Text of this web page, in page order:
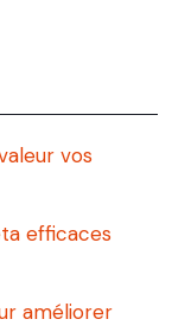
vos
efficaces
améliorer